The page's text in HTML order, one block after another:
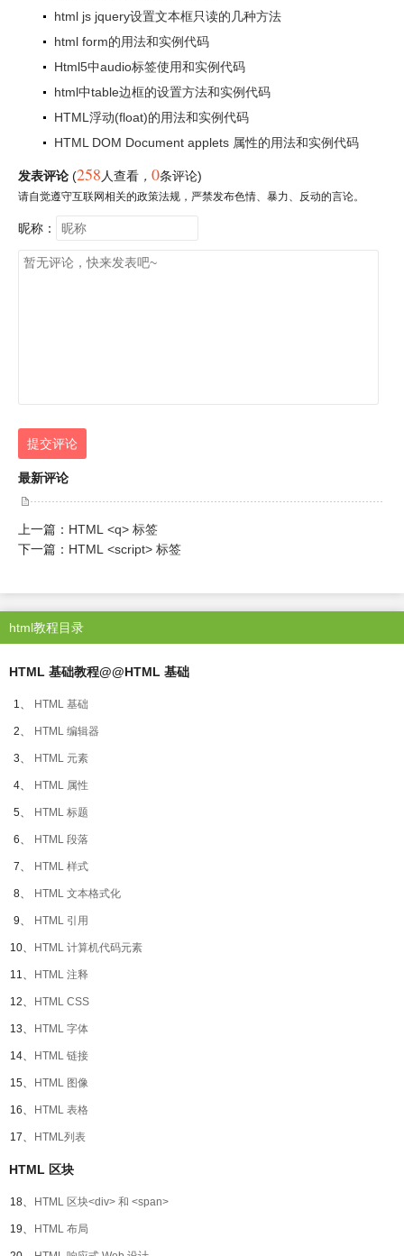
html js jquery设置文本框只读的几种方法
html form的用法和实例代码
Html5中audio标签使用和实例代码
html中table边框的设置方法和实例代码
HTML浮动(float)的用法和实例代码
HTML DOM Document applets 属性的用法和实例代码
发表评论 (258 人查看 ， 0条评论)
请自觉遵守互联网相关的政策法规，严禁发布色情、暴力、反动的言论。
昵称：
提交评论
最新评论
上一篇： HTML <q> 标签
下一篇： HTML <script> 标签
html教程目录
HTML 基础教程@@HTML 基础
1、 HTML 基础
2、 HTML 编辑器
3、 HTML 元素
4、 HTML 属性
5、 HTML 标题
6、 HTML 段落
7、 HTML 样式
8、 HTML 文本格式化
9、 HTML 引用
10、 HTML 计算机代码元素
11、 HTML 注释
12、 HTML CSS
13、 HTML 字体
14、 HTML 链接
15、 HTML 图像
16、 HTML 表格
17、 HTML列表
HTML 区块
18、 HTML 区块<div> 和 <span>
19、 HTML 布局